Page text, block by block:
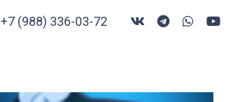
+7 (988) 336-03-72